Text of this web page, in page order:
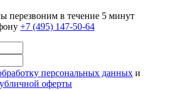
перезвоним в течение 5 минут
+7 (495) 147-50-64
персональных данных и
оферты